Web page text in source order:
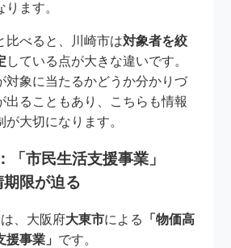
ます。
比べると、川崎市は対象者を絞
している点が大きな違いです。
対象に当たるかどうか分かりづ
出ることもあり、こちらも情報
大切になります。
「市民生活支援事業」
限が迫る
、大阪府大東市による
「物価高
事業」 です。